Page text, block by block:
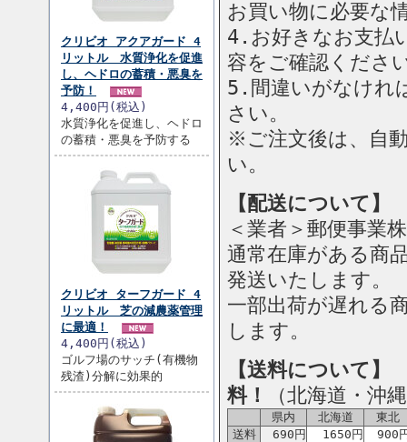
クリビオ アクアガード 4
リットル 水質浄化を促進
し、ヘドロの蓄積・悪臭を
予防！
4,400円(税込)
水質浄化を促進し、ヘドロ
の蓄積・悪臭を予防する
クリビオ ターフガード 4
リットル 芝の減農薬管理
に最適！
4,400円(税込)
ゴルフ場のサッチ(有機物
残渣)分解に効果的
お買い物に必要な
4.お好きなお支払
容をご確認くださ
5.間違いがなけれ
さい。
※ご注文後は、自
い。
【配送について】
＜業者＞郵便事業
通常在庫がある商
発送いたします。
一部出荷が遅れる
します。
【送料について
料！
（北海道・沖
県内 北海道
東北
送料
690円 1650円 900